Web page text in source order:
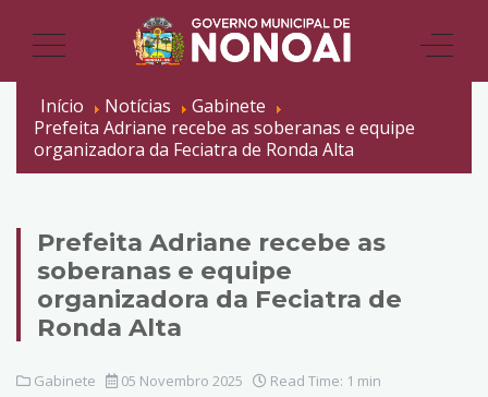
Início Notícias
Gabinete
Prefeita Adriane recebe as soberanas e equipe
organizadora da Feciatra de Ronda Alta
Prefeita Adriane recebe as
soberanas e equipe
organizadora da Feciatra de
Ronda Alta
Gabinete 05 Novembro 2025 Read Time: 1 min